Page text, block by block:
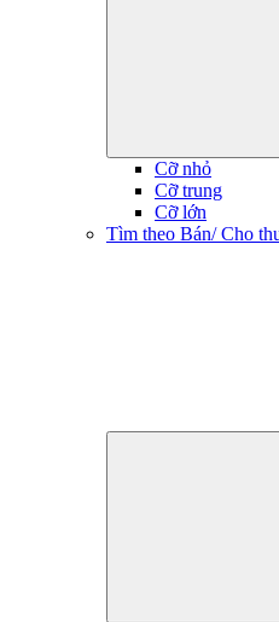
Cỡ nhỏ
Cỡ trung
Cỡ lớn
Tìm theo Bán/ Cho